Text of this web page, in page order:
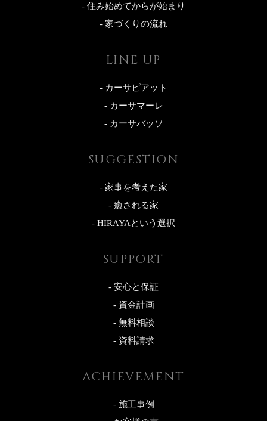
- 住み始めてからが始まり
- 家づくりの流れ
LINE UP
- カーサピアット
- カーサマーレ
- カーサバッソ
SUGGESTION
- 家事を考えた家
- 癒される家
- HIRAYAという選択
SUPPORT
- 安心と保証
- 資金計画
- 無料相談
- 資料請求
ACHIEVEMENT
- 施工事例